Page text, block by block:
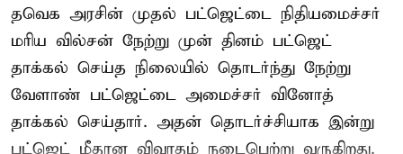
தவெக அரசின் முதல் பட்ஜெட்டை நிதியமைச்சர்
மரிய வில்சன் நேற்று முன் தினம் பட்ஜெட்
தாக்கல் செய்த நிலையில் தொடர்ந்து நேற்று
வேளாண் பட்ஜெட்டை அமைச்சர் வினோத்
தாக்கல் செய்தார். அதன் தொடர்ச்சியாக இன்று
பட்ஜெட் மீதான விவாதம் நடைபெற்று வருகிறது.